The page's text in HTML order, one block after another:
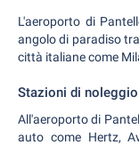
L'aeroporto di
angolo di paradiso
città italiane come
Stazioni di
All'aeroporto di
auto come Hertz,